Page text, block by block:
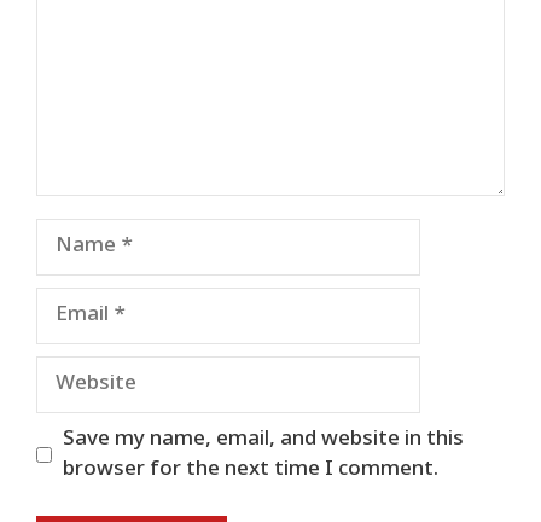
Name
Email
Website
Save my name, email, and website in this
browser for the next time I comment.